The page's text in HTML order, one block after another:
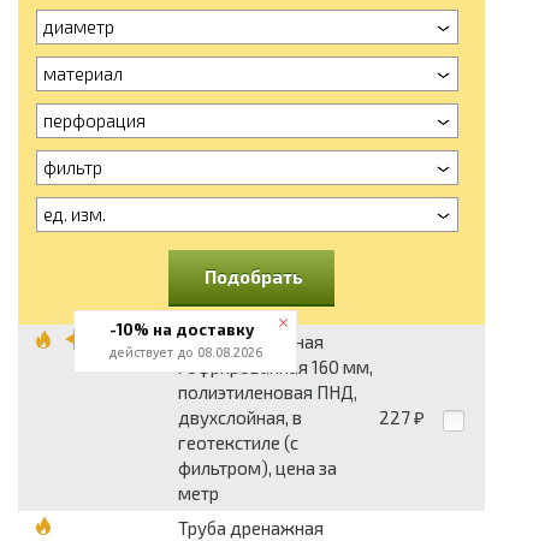
диаметр
материал
перфорация
фильтр
ед. изм.
Подобрать
Труба дренажная
гофрированная 160 мм,
полиэтиленовая ПНД,
двухслойная, в
геотекстиле (с
фильтром), цена за
метр
227 ₽
Труба дренажная
-10% на доставку
действует до 08.08.2026